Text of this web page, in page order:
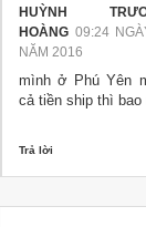
HUỲNH
HOÀNG 09:24
NĂM 2016
mình ở Phú Yên
cả tiền ship thì bao
Trả lời